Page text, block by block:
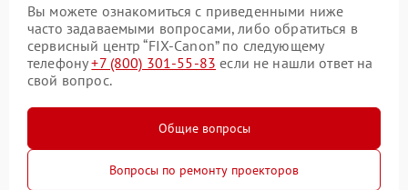
Вы можете ознакомиться с приведенными ниже
часто задаваемыми вопросами, либо обратиться в
сервисный центр “FIX-Canon” по следующему
телефону+7 (800) 301-55-83 если не нашли ответ на
свой вопрос.
Общие вопросы
Вопросы по ремонту проекторов